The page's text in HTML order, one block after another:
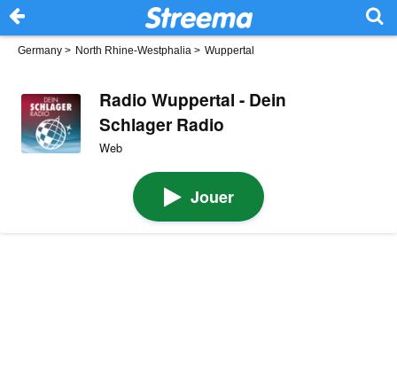
Germany > North Rhine-Westphalia > Wuppertal
Radio Wuppertal - Dein
Schlager Radio
Web
Jouer